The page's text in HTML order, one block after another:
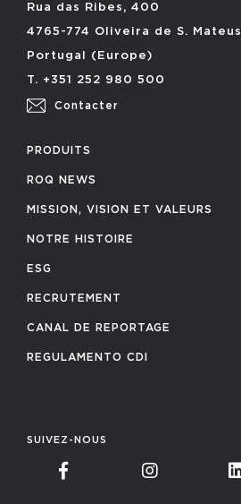
Rua das Ribes, 400
4765-774 Oliveira de S. Mateus
Portugal (Europe)
T. +351 252 980 500
Contacter
PRODUITS
ROQ NEWS
MISSION, VISION ET VALEURS
NOTRE HISTOIRE
ESG
RECRUTEMENT
CANAL DE REPORTAGE
REGULAMENTO CDI
SUIVEZ-NOUS